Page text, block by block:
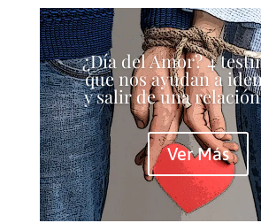
¿Día del Amor? 4
que nos ayudan a
y salir de una
Ver Más